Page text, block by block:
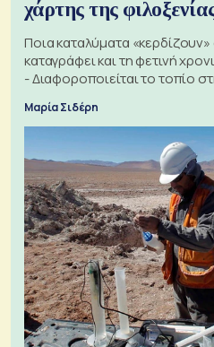
χάρτης της
Ποια καταλύματα
καταγράφει και τη φετινή
- Διαφοροποιείται το τοπίο
Μαρία Σιδέρη